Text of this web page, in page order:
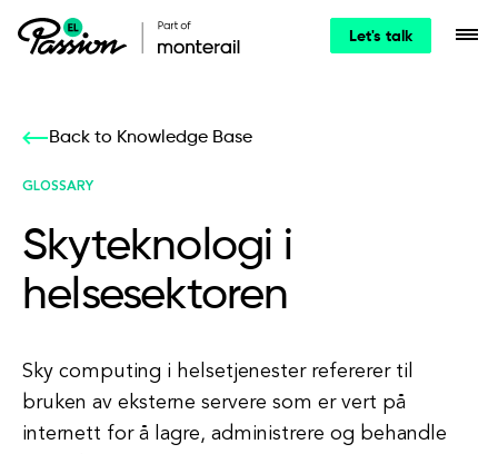
Let's talk
Back to Knowledge Base
GLOSSARY
Skyteknologi i
helsesektoren
Sky computing i helsetjenester refererer til
bruken av eksterne servere som er vert på
internett for å lagre, administrere og behandle